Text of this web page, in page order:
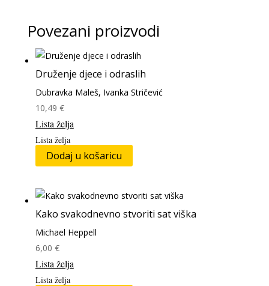
Povezani proizvodi
Druženje djece i odraslih
Dubravka Maleš, Ivanka Stričević
10,49 €
Lista želja
Lista želja
Dodaj u košaricu
Kako svakodnevno stvoriti sat viška
Michael Heppell
6,00 €
Lista želja
Lista želja